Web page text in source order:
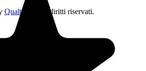
Qualtir . Tutti i diritti riservati.